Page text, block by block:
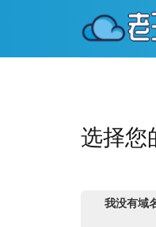
选择您
我没有域